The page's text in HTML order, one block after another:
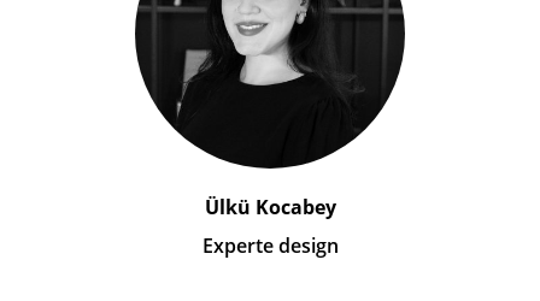
Ülkü Kocabey
Experte design